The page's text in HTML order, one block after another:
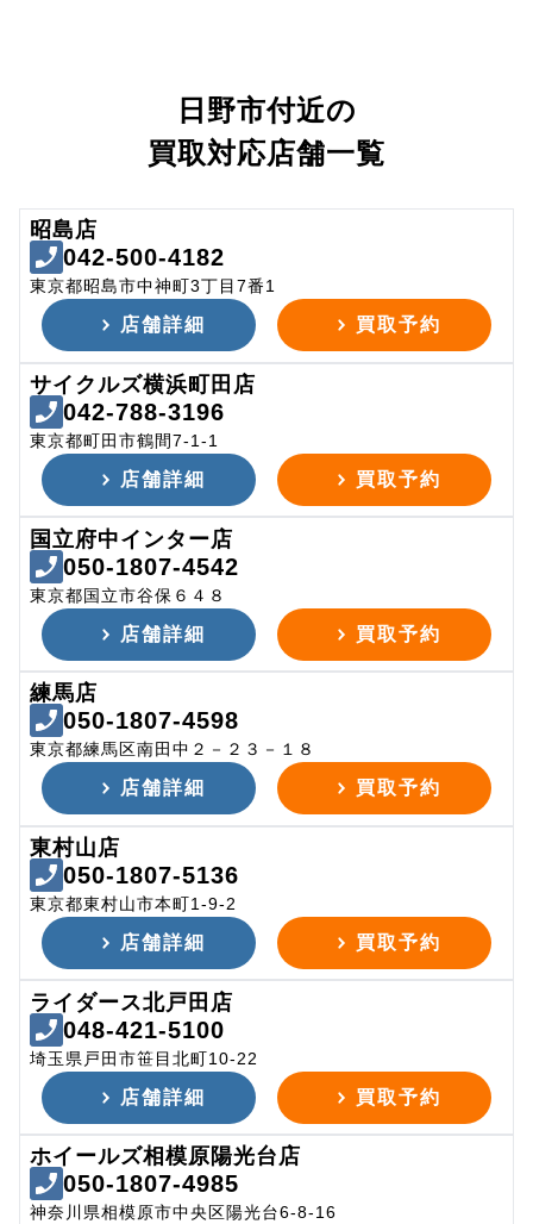
日野市付近の
買取対応店舗一覧
昭島店
042-500-4182
東京都昭島市中神町3丁目7番1
店舗詳細 買取予約
サイクルズ横浜町田店
042-788-3196
東京都町田市鶴間7-1-1
店舗詳細 買取予約
国立府中インター店
050-1807-4542
東京都国立市谷保６４８
店舗詳細 買取予約
練馬店
050-1807-4598
東京都練馬区南田中２－２３－１８
店舗詳細 買取予約
東村山店
050-1807-5136
東京都東村山市本町1-9-2
店舗詳細 買取予約
ライダース北戸田店
048-421-5100
埼玉県戸田市笹目北町10-22
店舗詳細 買取予約
ホイールズ相模原陽光台店
050-1807-4985
神奈川県相模原市中央区陽光台6-8-16